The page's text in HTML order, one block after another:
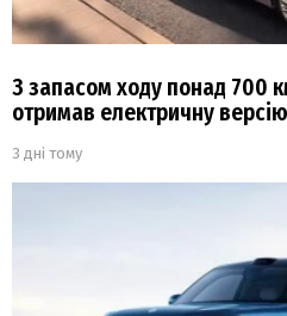
З запасом ходу понад 700
отримав електричну версію
3 дні тому